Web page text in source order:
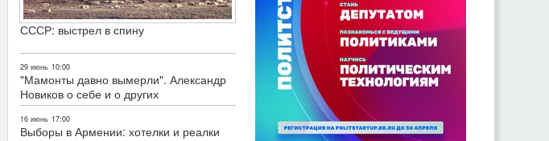
СССР: выстрел в спину
29 июнь 10:00
"Мамонты давно вымерли". Александр
Новиков о себе и о других
16 июнь 17:00
Выборы в Армении: хотелки и реалки